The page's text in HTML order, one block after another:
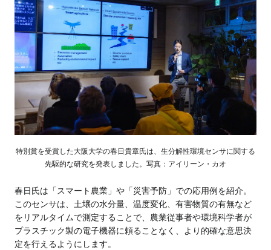
特別賞を受賞した大阪大学の春日貴章氏は、生分解性環境センサに関する
先駆的な研究を発表しました。写真：アイリーン・カオ
春日氏は「スマート農業」や「災害予防」での応用例を紹介。
このセンサは、土壌の水分量、温度変化、有害物質の有無など
をリアルタイムで測定することで、農業従事者や環境科学者が
プラスチック製の電子機器に頼ることなく、より的確な意思決
定を行えるようにします。